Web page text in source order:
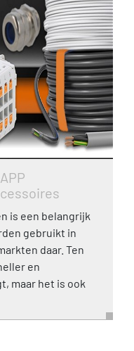
is een belangrijk
gebruikt in
daar. Ten
en
maar het is ook